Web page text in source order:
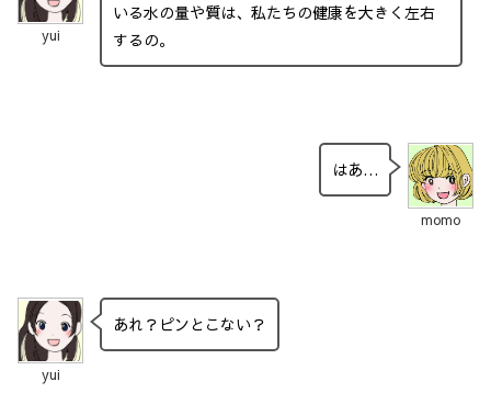
yui
いる水の量や質は、私たちの健康を大きく左右
するの。
momo
はあ…
yui
あれ？ピンとこない？